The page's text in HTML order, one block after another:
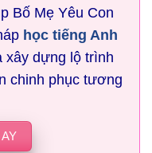
Bố Mẹ Yêu Con
học tiếng Anh
xây dựng lộ trình
chinh phục tương